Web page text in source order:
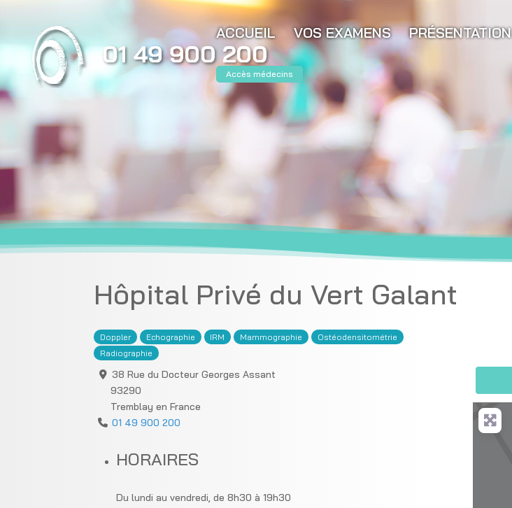
ACCUEIL VOS EXAMENS PRÉSENTATION
Accès médecins
Hôpital Privé du Vert Galant
Doppler Echographie IRM Mammographie
Ostéodensitométrie
Radiographie
38 Rue du Docteur Georges Assant
93290
Tremblay en France
01 49 900 200
HORAIRES
Du lundi au vendredi, de 8h30 à 19h30